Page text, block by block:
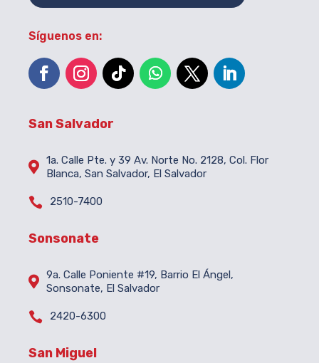
Síguenos en:
San Salvador
 1a. Calle Pte. y 39 Av. Norte No. 2128, Col. Flor
Blanca, San Salvador, El Salvador
 2510-7400
Sonsonate
 9a. Calle Poniente #19, Barrio El Ángel,
Sonsonate, El Salvador
 2420-6300
San Miguel